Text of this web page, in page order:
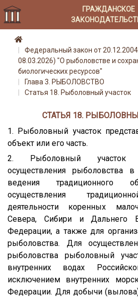
ГРАЖДАНСКОЕ
Федеральный закон от
08.03.2026) "О рыболовстве и
биологических ресурсов"
Глава 3. РЫБОЛОВСТВО
Статья 18. Рыболовный участок
СТАТЬЯ 18.
1. Рыболовный участок
объект или его часть.
2. Рыболовный участок
осуществления рыболовства в
ведения традиционного
осуществления
деятельности коренных
Севера, Сибири и Дальнего
Федерации, а также для
рыболовства. Для
рыболовства рыболовный
внутренних водах
исключением внутренних
Федерации. Для добычи